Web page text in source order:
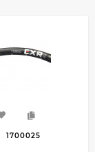
1700025